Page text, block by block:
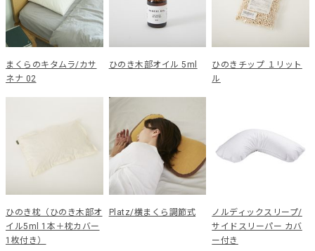
まくらのキタムラ/カサ
ネナ 02
ひのき木部オイル 5ml
ひのきチップ １リット
ル
ひのき枕（ひのき木部オ
イル5ml 1本＋枕カバー
1枚付き）
Platz/横まくら調節式
ノルディックスリープ/
サイドスリーパー カバ
ー付き